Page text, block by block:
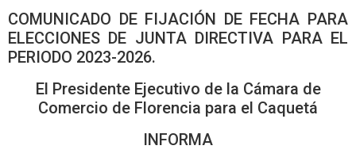
COMUNICADO DE FIJACIÓN DE FECHA PARA
ELECCIONES DE JUNTA DIRECTIVA PARA EL
PERIODO 2023-2026.
El Presidente Ejecutivo de la Cámara de
Comercio de Florencia para el Caquetá
INFORMA